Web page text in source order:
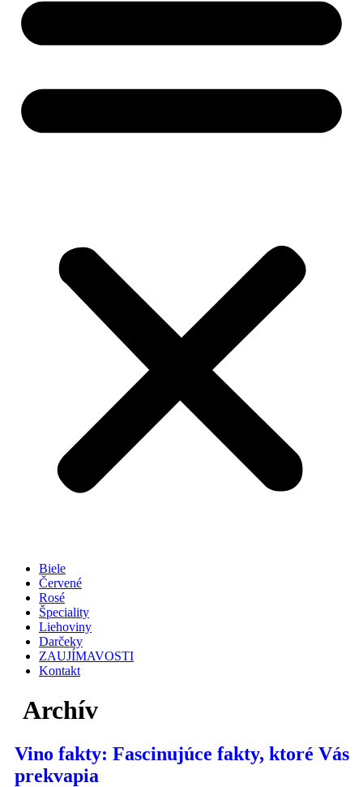
Biele
Červené
Rosé
Špeciality
Liehoviny
Darčeky
ZAUJÍMAVOSTI
Kontakt
Archív
Vino fakty: Fascinujúce fakty, ktoré Vás
prekvapia